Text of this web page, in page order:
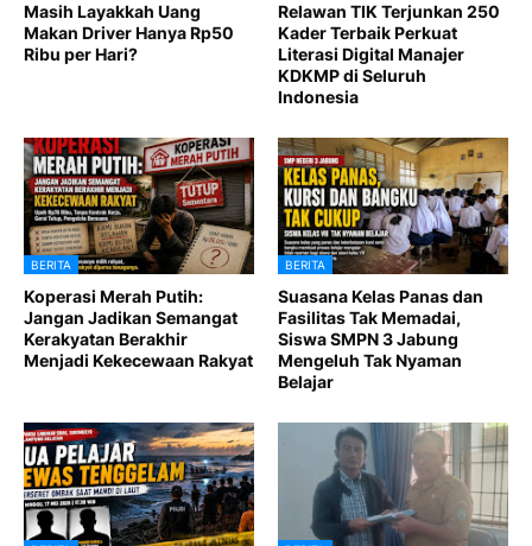
Masih Layakkah Uang
Makan Driver Hanya Rp50
Ribu per Hari?
Relawan TIK Terjunkan 250
Kader Terbaik Perkuat
Literasi Digital Manajer
KDKMP di Seluruh
Indonesia
BERITA
Koperasi Merah Putih:
Jangan Jadikan Semangat
Kerakyatan Berakhir
Menjadi Kekecewaan Rakyat
BERITA
Suasana Kelas Panas dan
Fasilitas Tak Memadai,
Siswa SMPN 3 Jabung
Mengeluh Tak Nyaman
Belajar